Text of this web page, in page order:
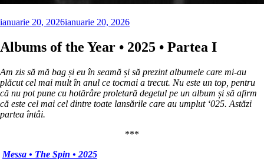
ianuarie 20, 2026ianuarie 20, 2026
Albums of the Year • 2025 • Partea I
Am zis să mă bag și eu în seamă și să prezint albumele care mi-au
plăcut cel mai mult în anul ce tocmai a trecut. Nu este un top, pentru
că nu pot pune cu hotărâre proletară degetul pe un album și să afirm
că este cel mai cel dintre toate lansările care au umplut ‘025. Astăzi
partea întâi.
***
Messa • The Spin • 2025